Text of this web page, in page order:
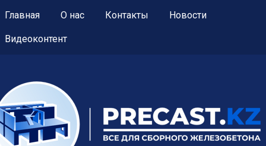
Главная О нас Контакты Новости
Видеоконтент